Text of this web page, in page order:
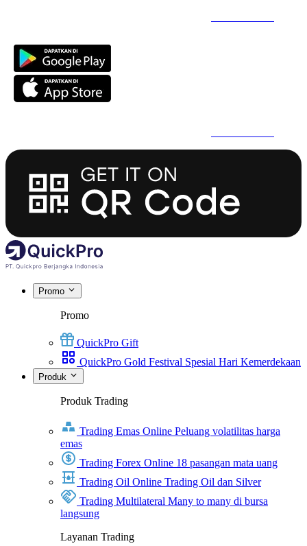
Promo
Promo
QuickPro Gift
QuickPro Gold Festival Spesial Hari Kemerdekaan
Produk
Produk Trading
Trading Emas Online Peluang volatilitas harga
emas
Trading Forex Online 18 pasangan mata uang
Trading Oil Online Trading Oil dan Silver
Trading Multilateral Many to many di bursa
langsung
Layanan Trading